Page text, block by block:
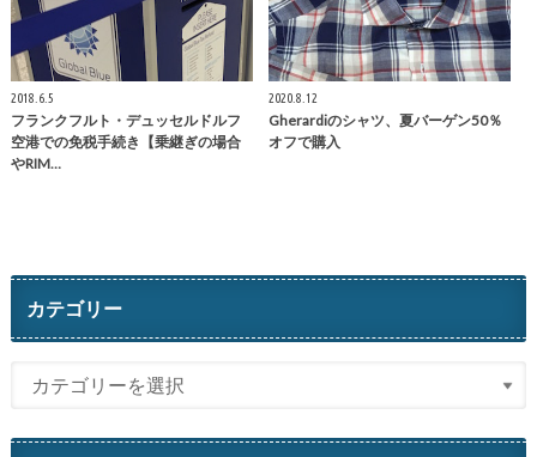
2018.6.5
フランクフルト・デュッセルドルフ
空港での免税手続き【乗継ぎの場合
やRIM…
2020.8.12
Gherardiのシャツ、夏バーゲン50％
オフで購入
カテゴリー